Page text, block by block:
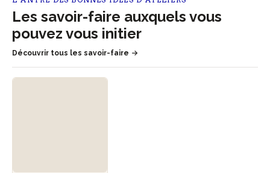
Les savoir-faire auxquels vous
pouvez vous initier
Découvrir tous les savoir-faire